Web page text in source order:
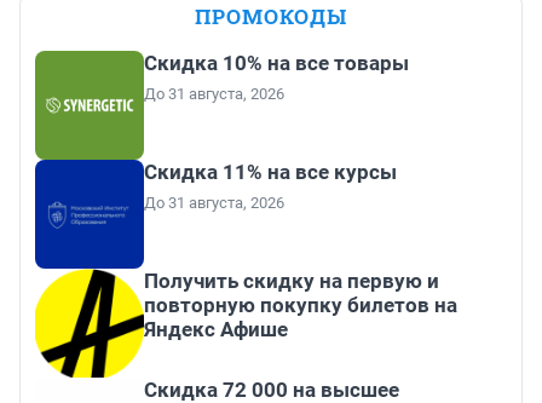
ПРОМОКОДЫ
Скидка 10% на все товары
До 31 августа, 2026
Скидка 11% на все курсы
До 31 августа, 2026
Получить скидку на первую и
повторную покупку билетов на
Яндекс Афише
Скидка 72 000 на высшее